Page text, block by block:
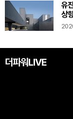
유
상
더파워LIVE